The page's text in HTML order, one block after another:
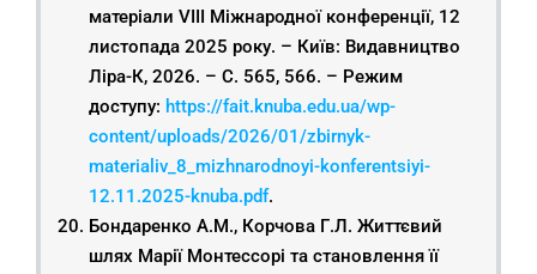
матеріали VIІІ Міжнародної конференції, 12
листопада 2025 року. – Київ: Видавництво
Ліра-К, 2026. – С. 565, 566. – Режим
доступу: https://fait.knuba.edu.ua/wp-
content/uploads/2026/01/zbirnyk-
materialiv_8_mizhnarodnoyi-konferentsiyi-
12.11.2025-knuba.pdf.
Бондаренко А.М., Корчова Г.Л. Життєвий
шлях Марії Монтессорі та становлення її